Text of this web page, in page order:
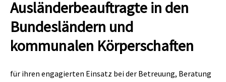
Ausländerbeauftragte in den
Bundesländern und
kommunalen Körperschaften
für ihren engagierten Einsatz bei der Betreuung, Beratung